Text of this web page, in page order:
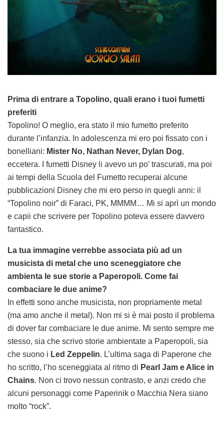
Prima di entrare a Topolino, quali erano i tuoi fumetti
preferiti
Topolino! O meglio, era stato il mio fumetto preferito
durante l’infanzia. In adolescenza mi ero poi fissato con i
bonelliani: Mister No, Nathan Never, Dylan Dog,
eccetera. I fumetti Disney li avevo un po’ trascurati, ma poi
ai tempi della Scuola del Fumetto recuperai alcune
pubblicazioni Disney che mi ero perso in quegli anni: il
“Topolino noir” di Faraci, PK, MMMM… Mi si aprì un mondo
e capii che scrivere per Topolino poteva essere davvero
fantastico.
La tua immagine verrebbe associata più ad un
musicista di metal che uno sceneggiatore che
ambienta le sue storie a Paperopoli. Come fai
combaciare le due anime?
In effetti sono anche musicista, non propriamente metal
(ma amo anche il metal). Non mi si è mai posto il problema
di dover far combaciare le due anime. Mi sento sempre me
stesso, sia che scrivo storie ambientate a Paperopoli, sia
che suono i Led Zeppelin. L’ultima saga di Paperone che
ho scritto, l’ho sceneggiata al ritmo di Pearl Jam e Alice in
Chains. Non ci trovo nessun contrasto, e anzi credo che
alcuni personaggi come Paperinik o Macchia Nera siano
molto “rock”.